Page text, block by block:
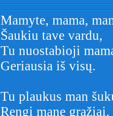
Mamyte, mama,
Šaukiu tave vardu,
Tu nuostabioji
Geriausia iš visų.
Tu plaukus man
Rengi mane gražiai.